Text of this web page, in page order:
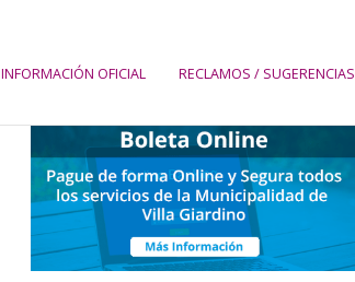
INFORMACIÓN OFICIAL RECLAMOS / SUGERENCIAS